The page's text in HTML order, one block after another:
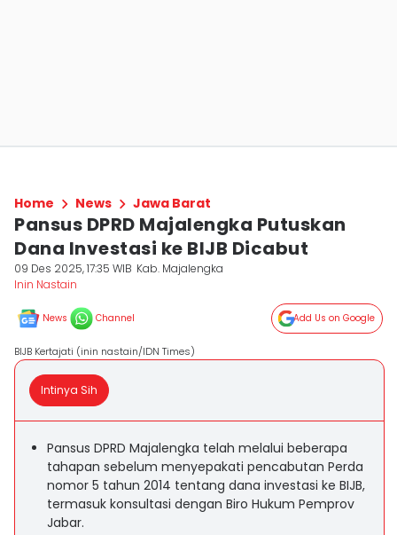
Home News Jawa Barat
Pansus DPRD Majalengka Putuskan
Dana Investasi ke BIJB Dicabut
09 Des 2025, 17:35 WIB Kab. Majalengka
Inin Nastain
News Channel Add Us on Google
BIJB Kertajati (inin nastain/IDN Times)
Intinya Sih
Pansus DPRD Majalengka telah melalui beberapa
tahapan sebelum menyepakati pencabutan Perda
nomor 5 tahun 2014 tentang dana investasi ke BIJB,
termasuk konsultasi dengan Biro Hukum Pemprov
Jabar.